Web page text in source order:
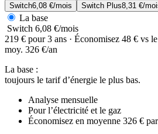
Switch6,08 €/mois Switch Plus8,31 €/
La base
Switch 6,08 €/mois
219 € pour 3 ans · Économisez 48 € vs
moy. 326 €/an
La base :
toujours le tarif d’énergie le plus bas.
Analyse mensuelle
Pour l’électricité et le gaz
Économisez en moyenne 326 €